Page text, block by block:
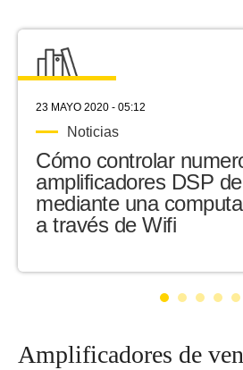
23 MAYO 2020 - 05:12
Noticias
Cómo controlar
amplificadores DSP
mediante una
a través de Wifi
Amplificadores de